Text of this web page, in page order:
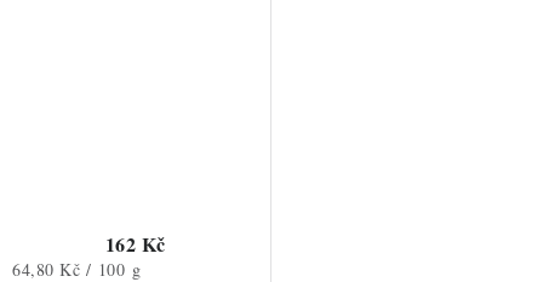
162 Kč
Měrná
64,80 Kč / 100 g